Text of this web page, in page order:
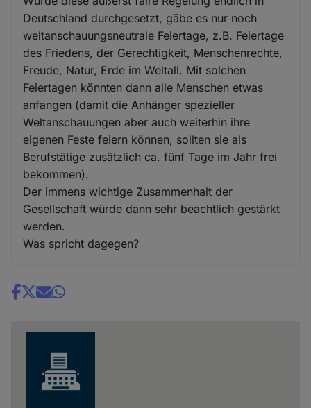
Deutschland durchgesetzt, gäbe es nur noch
weltanschauungsneutrale Feiertage, z.B. Feiertage
des Friedens, der Gerechtigkeit, Menschenrechte,
Freude, Natur, Erde im Weltall. Mit solchen
Feiertagen könnten dann alle Menschen etwas
anfangen (damit die Anhänger spezieller
Weltanschauungen aber auch weiterhin ihre
eigenen Feste feiern können, sollten sie als
Berufstätige zusätzlich ca. fünf Tage im Jahr frei
bekommen).
Der immens wichtige Zusammenhalt der
Gesellschaft würde dann sehr beachtlich gestärkt
werden.
Was spricht dagegen?
Share